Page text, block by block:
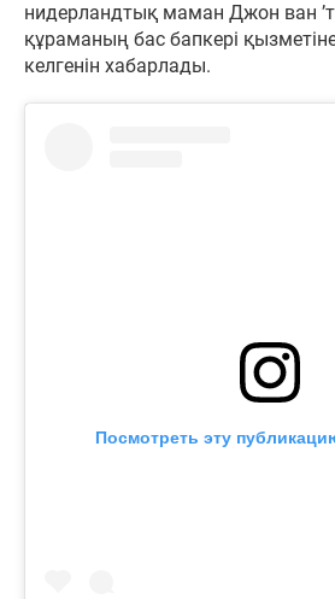
нидерландтық маман Джон ван
құраманың бас бапкері
келгенін хабарлады.
Посмотреть эту